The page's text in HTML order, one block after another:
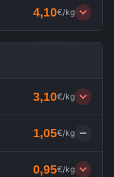
4,10€/kg
3,10€/kg
1,05€/kg
0,95€/kg